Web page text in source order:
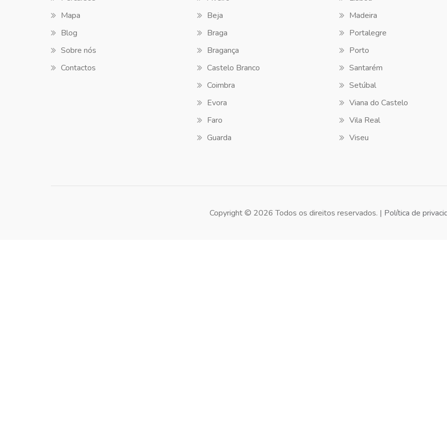
Mapa
Blog
Sobre nós
Contactos
Beja
Braga
Bragança
Castelo Branco
Coimbra
Evora
Faro
Guarda
Madeira
Portalegre
Porto
Santarém
Setúbal
Viana do Castelo
Vila Real
Viseu
Copyright © 2026 Todos os direitos reservados. | Política de